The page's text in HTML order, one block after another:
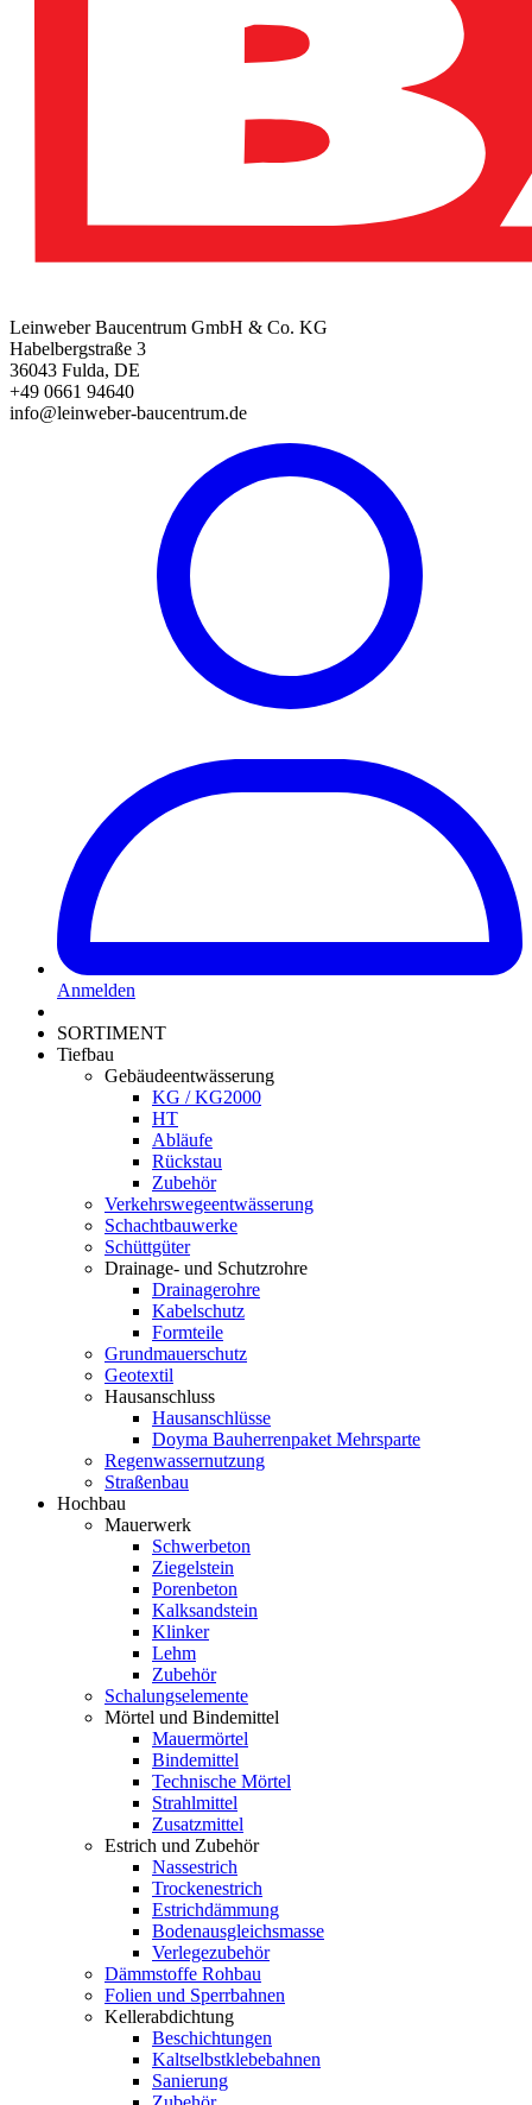
Leinweber Baucentrum GmbH & Co. KG
Habelbergstraße 3
36043 Fulda, DE
+49 0661 94640
info@leinweber-baucentrum.de
Anmelden
SORTIMENT
Tiefbau
Gebäudeentwässerung
KG / KG2000
HT
Abläufe
Rückstau
Zubehör
Verkehrswegeentwässerung
Schachtbauwerke
Schüttgüter
Drainage- und Schutzrohre
Drainagerohre
Kabelschutz
Formteile
Grundmauerschutz
Geotextil
Hausanschluss
Hausanschlüsse
Doyma Bauherrenpaket Mehrsparte
Regenwassernutzung
Straßenbau
Hochbau
Mauerwerk
Schwerbeton
Ziegelstein
Porenbeton
Kalksandstein
Klinker
Lehm
Zubehör
Schalungselemente
Mörtel und Bindemittel
Mauermörtel
Bindemittel
Technische Mörtel
Strahlmittel
Zusatzmittel
Estrich und Zubehör
Nassestrich
Trockenestrich
Estrichdämmung
Bodenausgleichsmasse
Verlegezubehör
Dämmstoffe Rohbau
Folien und Sperrbahnen
Kellerabdichtung
Beschichtungen
Kaltselbstklebebahnen
Sanierung